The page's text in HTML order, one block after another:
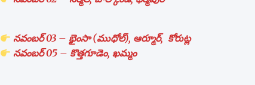
నవంబర్ 03 – భైంసా (ముధోల్), ఆర్మూర్, కోరుట్ల
నవంబర్ 05 – కొత్తగూడెం, ఖమ్మం